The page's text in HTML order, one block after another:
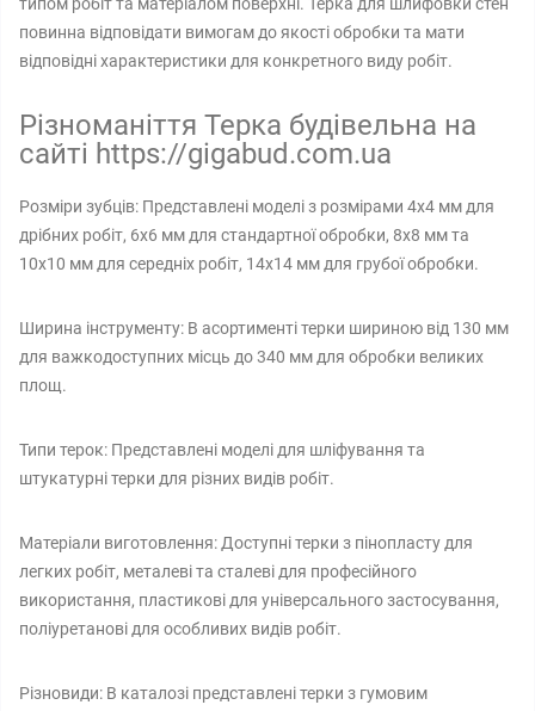
повинна відповідати вимогам до якості обробки та мати
відповідні характеристики для конкретного виду робіт.
Різноманіття Терка будівельна на
сайті https://gigabud.com.ua
Розміри зубців: Представлені моделі з розмірами 4х4 мм для
дрібних робіт, 6х6 мм для стандартної обробки, 8х8 мм та
10х10 мм для середніх робіт, 14х14 мм для грубої обробки.
Ширина інструменту: В асортименті терки шириною від 130 мм
для важкодоступних місць до 340 мм для обробки великих
площ.
Типи терок: Представлені моделі для шліфування та
штукатурні терки для різних видів робіт.
Матеріали виготовлення: Доступні терки з пінопласту для
легких робіт, металеві та сталеві для професійного
використання, пластикові для універсального застосування,
поліуретанові для особливих видів робіт.
Різновиди: В каталозі представлені терки з гумовим